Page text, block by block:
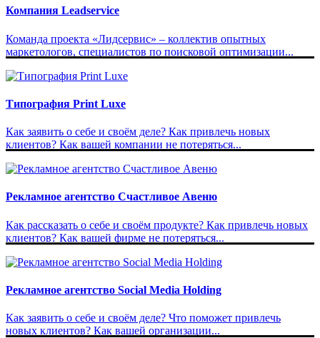
Компания Leadservice
Команда проекта «Лидсервис» – коллектив опытных
маркетологов, специалистов по поисковой оптимизации...
Типография Print Luxe
Как заявить о себе и своём деле? Как привлечь новых
клиентов? Как вашей компании не потеряться...
Рекламное агентство Счастливое Авеню
Как рассказать о себе и своём продукте? Как привлечь новых
клиентов? Как вашей фирме не потеряться...
Рекламное агентство Social Media Holding
Как заявить о себе и своём деле? Что поможет привлечь
новых клиентов? Как вашей организации...